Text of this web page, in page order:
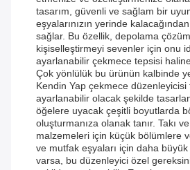
tasarım, güvenli ve sağlam bir
eşyalarınızın yerinde
sağlar. Bu özellik, depolama
kişiselleştirmeyi sevenler için onu
ayarlanabilir çekmece tepsisi
Çok yönlülük bu ürünün kalbinde
Kendin Yap çekmece düzenleyicisi
ayarlanabilir olacak şekilde
öğelere uyacak çeşitli boyutlarda
oluşturmanıza olanak tanır. Takı
malzemeleri için küçük bölümlere
ve mutfak eşyaları için daha büyük
varsa, bu düzenleyici özel